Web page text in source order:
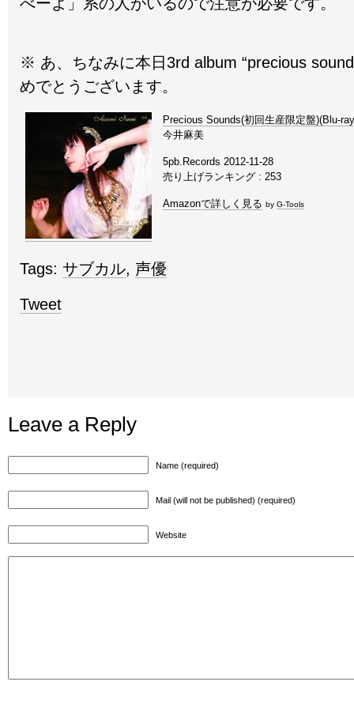
※ あ、ちなみに本日3rd album “precious
めでとうございます。
Precious Sounds(初回生産限定盤)(Blu-
今井麻美
5pb.Records 2012-11-28
売り上げランキング : 253
Amazonで詳しく見る by G-Tools
Tags: サブカル, 声優
Tweet
Leave a Reply
Name (required)
Mail (will not be published) (required)
Website